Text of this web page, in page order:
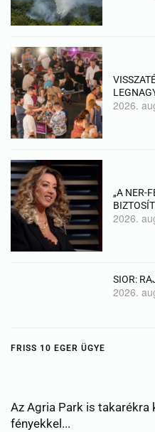
2026.
„A NER-
2026.
SIOR:
2026.
FRISS 10 EGER ÜGYE
Az Agria Park is
fényekkel...